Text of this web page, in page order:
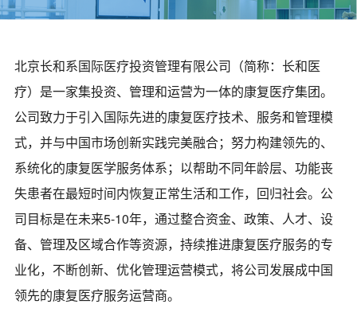
北京长和系国际医疗投资管理有限公司（简称：长和医
疗）是一家集投资、管理和运营为一体的康复医疗集团。
公司致力于引入国际先进的康复医疗技术、服务和管理模
式，并与中国市场创新实践完美融合；努力构建领先的、
系统化的康复医学服务体系；以帮助不同年龄层、功能丧
失患者在最短时间内恢复正常生活和工作，回归社会。公
司目标是在未来5-10年，通过整合资金、政策、人才、设
备、管理及区域合作等资源，持续推进康复医疗服务的专
业化，不断创新、优化管理运营模式，将公司发展成中国
领先的康复医疗服务运营商。